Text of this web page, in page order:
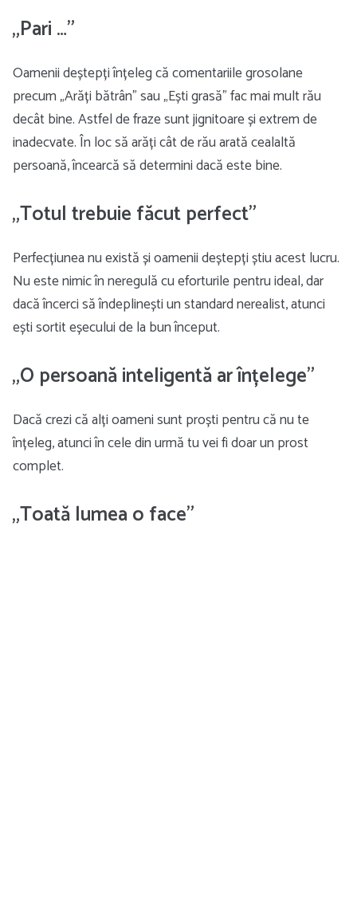
„Pari …”
Oamenii deștepți înțeleg că comentariile grosolane
precum „Arăți bătrân” sau „Ești grasă” fac mai mult rău
decât bine. Astfel de fraze sunt jignitoare și extrem de
inadecvate. În loc să arăți cât de rău arată cealaltă
persoană, încearcă să determini dacă este bine.
„Totul trebuie făcut perfect”
Perfecțiunea nu există și oamenii deștepți știu acest lucru.
Nu este nimic în neregulă cu eforturile pentru ideal, dar
dacă încerci să îndeplinești un standard nerealist, atunci
ești sortit eșecului de la bun început.
„O persoană inteligentă ar înțelege”
Dacă crezi că alți oameni sunt proști pentru că nu te
înțeleg, atunci în cele din urmă tu vei fi doar un prost
complet.
„Toată lumea o face”